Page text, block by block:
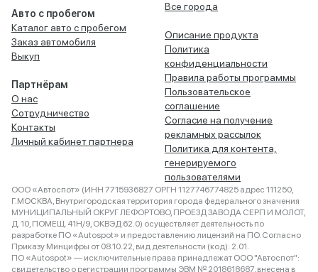
Авто с пробегом
Каталог авто с пробегом
Заказ автомобиля
Выкуп
Партнёрам
О нас
Сотрудничество
Контакты
Личный кабинет партнера
Все города
Описание продукта
Политика
конфиденциальности
Правила работы программы
Пользовательское
соглашение
Согласие на получение
рекламных рассылок
Политика для контента,
генерируемого
пользователями
ООО «Автоспот» (ИНН 7715936827 ОРГН 1127746774825 адрес 111250,
Г.МОСКВА, Внутригородская территория города федерального значения
МУНИЦИПАЛЬНЫЙ ОКРУГ ЛЕФОРТОВО, ПРОЕЗД ЗАВОДА СЕРП И МОЛОТ,
Д. 10, ПОМЕЩ. 41Н/9, ОКВЭД 62.0) осуществляет деятельность по
разработке ПО «Autospot» и предоставлению лицензий на ПО. Согласно
Приказу Минцифры от 08.10.22, вид деятельности (код): 2.01.
ПО «Autospot» — исключительные права принадлежат ООО "Автоспот":
свидетельство о регистрации программы ЭВМ № 2018618687, внесена в